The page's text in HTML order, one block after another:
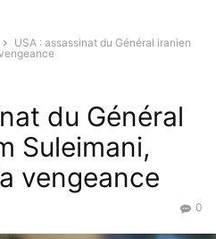
USA : assassinat du Général iranien
du Général
Suleimani,
vengeance
0